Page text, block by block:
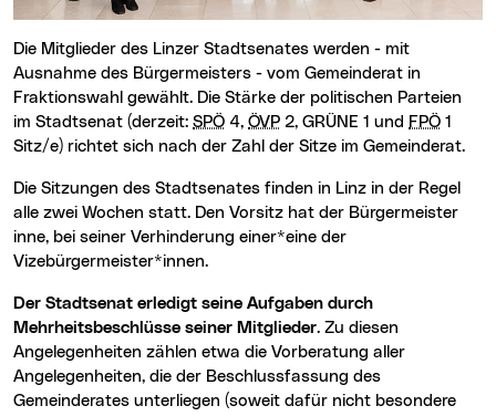
Die Mitglieder des Linzer Stadtsenates werden - mit
Ausnahme des Bürgermeisters - vom Gemeinderat in
Fraktionswahl gewählt. Die Stärke der politischen Parteien
im Stadtsenat (derzeit: SPÖ 4, ÖVP 2, GRÜNE 1 und FPÖ 1
Sitz/e) richtet sich nach der Zahl der Sitze im Gemeinderat.
Die Sitzungen des Stadtsenates finden in Linz in der Regel
alle zwei Wochen statt. Den Vorsitz hat der Bürgermeister
inne, bei seiner Verhinderung einer*eine der
Vizebürgermeister*innen.
Der Stadtsenat erledigt seine Aufgaben durch
Mehrheitsbeschlüsse seiner Mitglieder. Zu diesen
Angelegenheiten zählen etwa die Vorberatung aller
Angelegenheiten, die der Beschlussfassung des
Gemeinderates unterliegen (soweit dafür nicht besondere